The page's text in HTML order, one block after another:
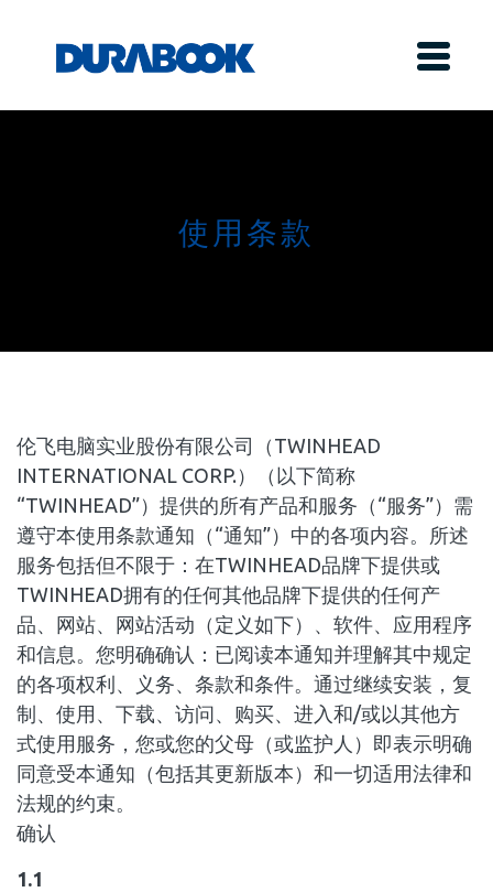
使用条款
伦飞电脑实业股份有限公司（TWINHEAD
INTERNATIONAL CORP.）（以下简称
“TWINHEAD”）提供的所有产品和服务（“服务”）需
遵守本使用条款通知（“通知”）中的各项内容。所述
服务包括但不限于：在TWINHEAD品牌下提供或
TWINHEAD拥有的任何其他品牌下提供的任何产
品、网站、网站活动（定义如下）、软件、应用程序
和信息。您明确确认：已阅读本通知并理解其中规定
的各项权利、义务、条款和条件。通过继续安装，复
制、使用、下载、访问、购买、进入和/或以其他方
式使用服务，您或您的父母（或监护人）即表示明确
同意受本通知（包括其更新版本）和一切适用法律和
法规的约束。
确认
1.1